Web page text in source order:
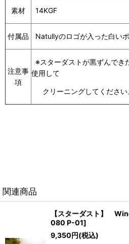
素材 14KGF
付属品 Natullyのロゴが入った白い
注意事
項
※スターダストが黒ずんでき
使用して
クリーニングしてください
関連商品
【スターダスト】
080 P-01]
9,350円(税込)